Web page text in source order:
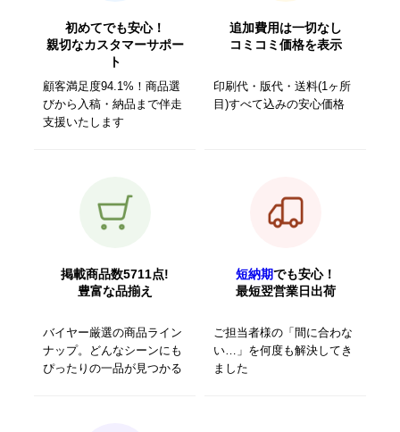
初めてでも安心！
親切なカスタマーサポー
ト
顧客満足度94.1%！商品選
びから入稿・納品まで伴走
支援いたします
追加費用は一切なし
コミコミ価格を表示
印刷代・版代・送料(1ヶ所
目)すべて込みの安心価格
掲載商品数5711点!
豊富な品揃え
バイヤー厳選の商品ライン
ナップ。どんなシーンにも
ぴったりの一品が見つかる
短納期でも安心！
最短翌営業日出荷
ご担当者様の「間に合わな
い…」を何度も解決してき
ました